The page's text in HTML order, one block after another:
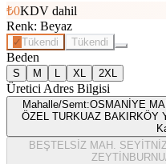
₺0KDV dahil
Renk: Beyaz
✓ Tükendi Tükendi
Beden
S M XL 2XL
Üretici Adres Bilgisi
Mahalle/Semt:OSMANİYE
ÖZEL TURKUAZ BAKIRKÖY
BEŞTELSİZ MAH.